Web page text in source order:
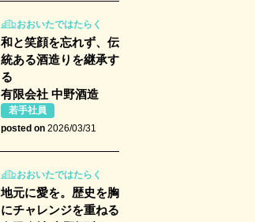
おおいたではたらく
和と笑顔を忘れず、伝
統ある酒造りを継承す
る
有限会社 中野酒造
若手社員
posted on 2026/03/31
おおいたではたらく
地元に愛を。歴史を胸
にチャレンジを重ねる